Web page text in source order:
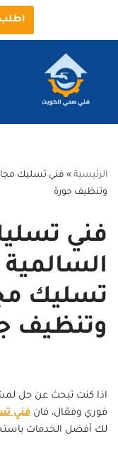
تخطى
المحتوى
اطلب
الرئيسية »
وتنظيف جورة
فني
تسليك
وتنظيف
اذا كنت تبحث عن حل
فوري وفعّال، فان فني
لك أفضل الخدمات